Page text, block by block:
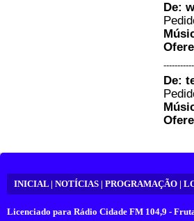
De:
De:
INICIAL NOTÍCIAS PROGRAMAÇÃO
Licenciado para Rádio Cidade FM 104,9 -